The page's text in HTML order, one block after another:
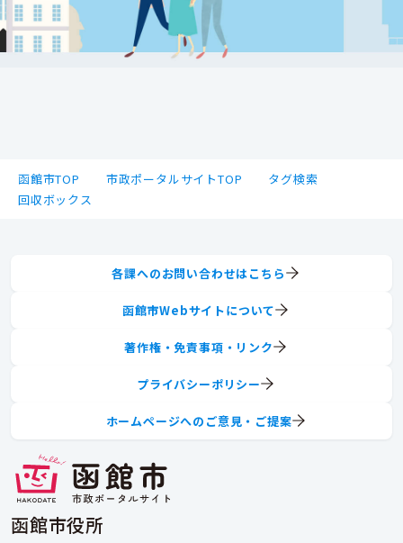
函館市TOP 市政ポータルサイトTOP
タグ検索
回収ボックス
函館市役所
各課へのお問い合わせはこちら
函館市Webサイトについて
著作権・免責事項・リンク
プライバシーポリシー
ホームページへのご意見・ご提案